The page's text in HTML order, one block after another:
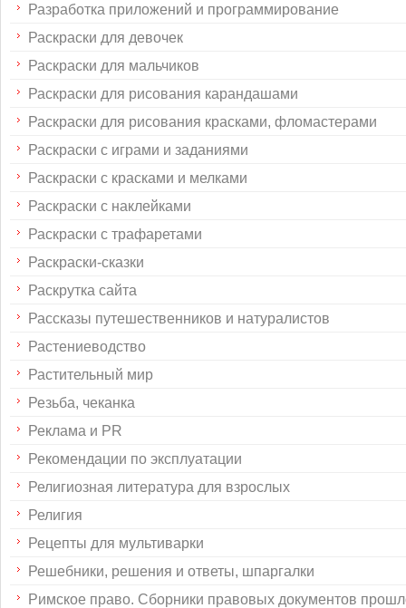
Разработка приложений и программирование
Раскраски для девочек
Раскраски для мальчиков
Раскраски для рисования карандашами
Раскраски для рисования красками, фломастерами
Раскраски с играми и заданиями
Раскраски с красками и мелками
Раскраски с наклейками
Раскраски с трафаретами
Раскраски-сказки
Раскрутка сайта
Рассказы путешественников и натуралистов
Растениеводство
Растительный мир
Резьба, чеканка
Реклама и PR
Рекомендации по эксплуатации
Религиозная литература для взрослых
Религия
Рецепты для мультиварки
Решебники, решения и ответы, шпаргалки
Римское право. Сборники правовых документов